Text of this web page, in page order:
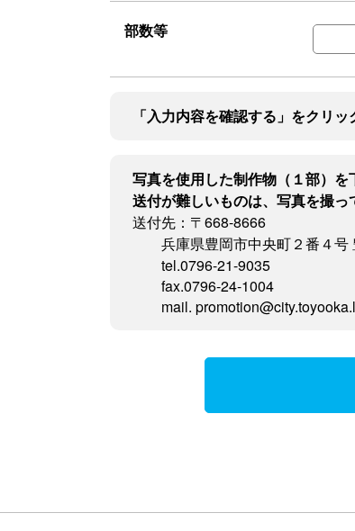
部数等
「入力内容を確認する」をクリッ
写真を使用した制作物（１部）を
送付が難しいものは、写真を撮っ
送付先：〒668-8666
兵庫県豊岡市中央町２番４号
tel.0796-21-9035
fax.0796-24-1004
mail.